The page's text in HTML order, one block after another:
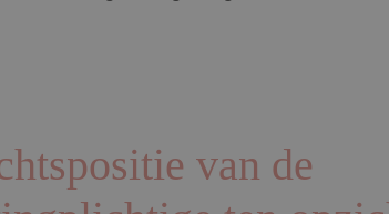
van de